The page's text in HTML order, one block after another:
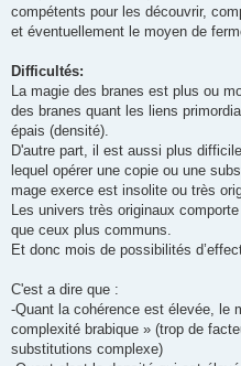
compétents pour les découvrir,
et éventuellement le moyen de
Difficultés:
La magie des branes est plus ou
des branes quant les liens
épais (densité).
D'autre part, il est aussi plus
lequel opérer une copie ou une
mage exerce est insolite ou très
Les univers très originaux
que ceux plus communs.
Et donc mois de possibilités
C'est a dire que :
-Quant la cohérence est élevée, le
complexité brabique » (trop de
substitutions complexe)